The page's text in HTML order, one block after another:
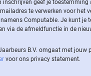
inschrijven geef je toestemming
te verwerken voor het
Computable. Je kunt je
via de af­meld­func­tie in de
B.V. omgaat met jouw
voor ons privacy statement.